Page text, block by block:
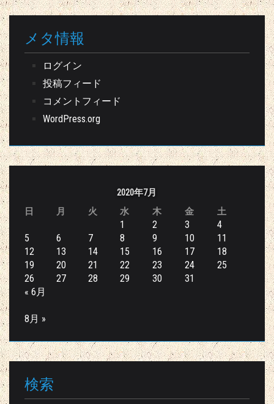
メタ情報
ログイン
投稿フィード
コメントフィード
WordPress.org
2020年7月
日
月 火 水 木 金 土
1 2 3
4
5
6 7 8 9 10
11
12
13 14 15 16 17
18
19
20 21 22 23 24
25
26
27 28 29 30
31
« 6月
8月 »
検索